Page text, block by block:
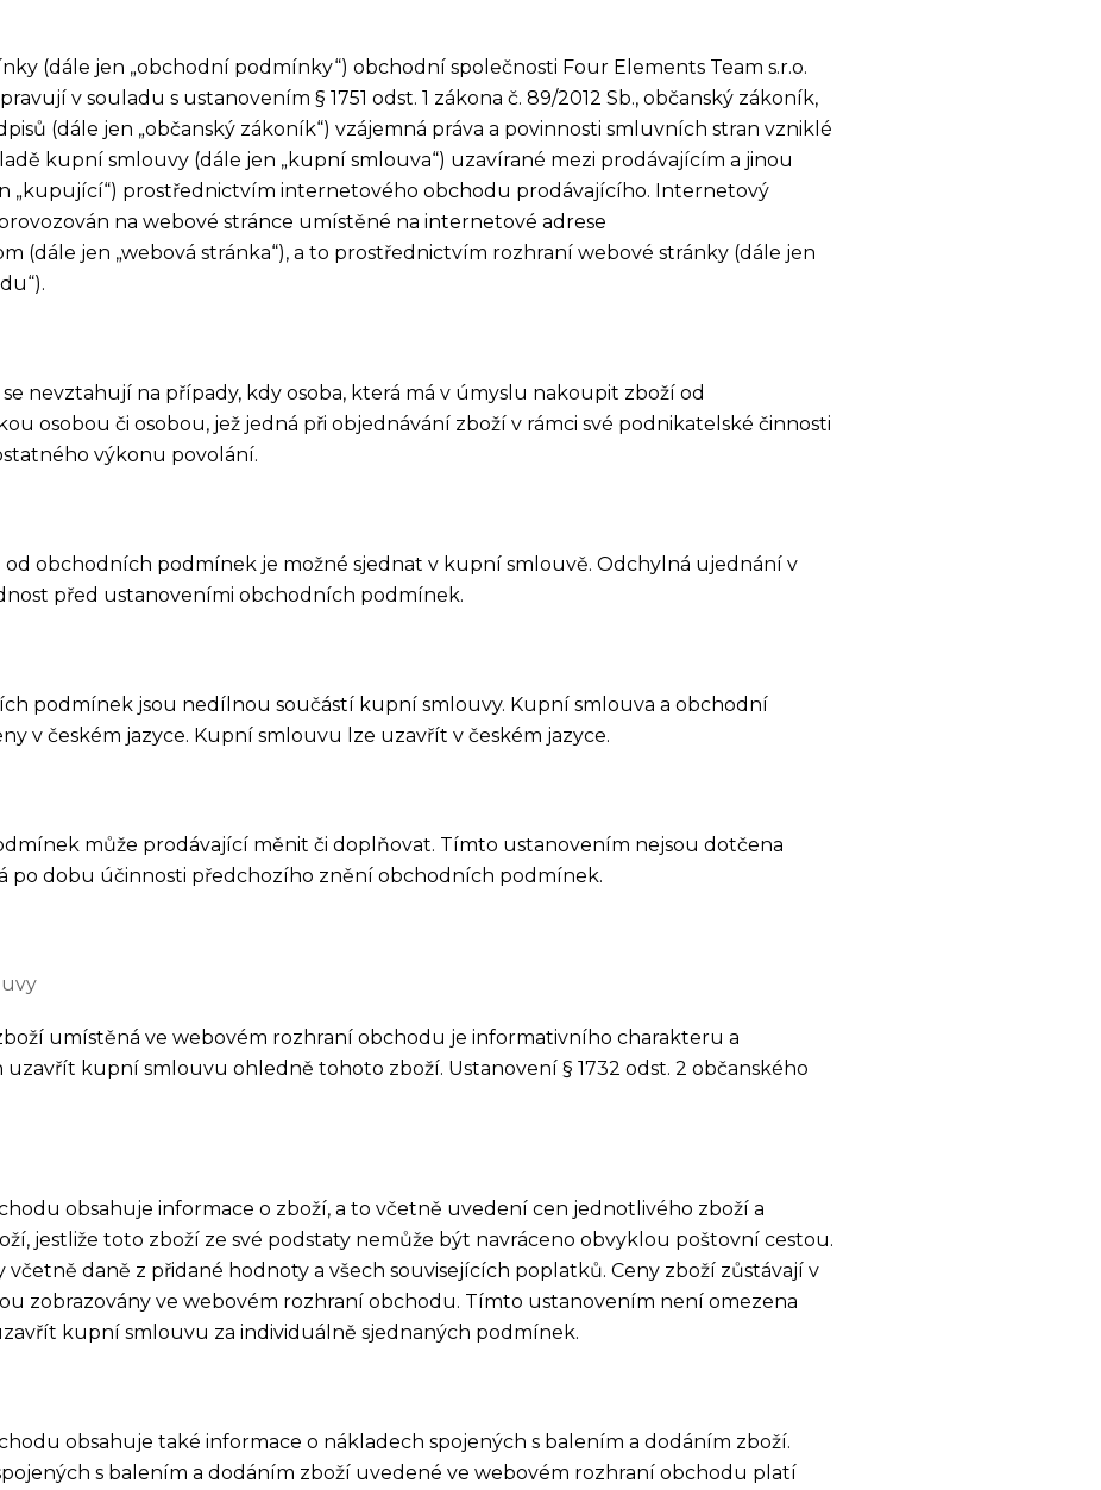
(dále jen „obchodní podmínky“) obchodní společnosti Four Elements Team s.r.o.
v souladu s ustanovením § 1751 odst. 1 zákona č. 89/2012 Sb., občanský zákoník,
(dále jen „občanský zákoník“) vzájemná práva a povinnosti smluvních stran vzniklé
kupní smlouvy (dále jen „kupní smlouva“) uzavírané mezi prodávajícím a jinou
„kupující“) prostřednictvím internetového obchodu prodávajícího. Internetový
na webové stránce umístěné na internetové adrese
(dále jen „webová stránka“), a to prostřednictvím rozhraní webové stránky (dále jen
nevztahují na případy, kdy osoba, která má v úmyslu nakoupit zboží od
osobou či osobou, jež jedná při objednávání zboží v rámci své podnikatelské činnosti
výkonu povolání.
od obchodních podmínek je možné sjednat v kupní smlouvě. Odchylná ujednání v
před ustanoveními obchodních podmínek.
podmínek jsou nedílnou součástí kupní smlouvy. Kupní smlouva a obchodní
v českém jazyce. Kupní smlouvu lze uzavřít v českém jazyce.
může prodávající měnit či doplňovat. Tímto ustanovením nejsou dotčena
po dobu účinnosti předchozího znění obchodních podmínek.
umístěná ve webovém rozhraní obchodu je informativního charakteru a
kupní smlouvu ohledně tohoto zboží. Ustanovení § 1732 odst. 2 občanského
obsahuje informace o zboží, a to včetně uvedení cen jednotlivého zboží a
jestliže toto zboží ze své podstaty nemůže být navráceno obvyklou poštovní cestou.
včetně daně z přidané hodnoty a všech souvisejících poplatků. Ceny zboží zůstávají v
zobrazovány ve webovém rozhraní obchodu. Tímto ustanovením není omezena
kupní smlouvu za individuálně sjednaných podmínek.
obsahuje také informace o nákladech spojených s balením a dodáním zboží.
s balením a dodáním zboží uvedené ve webovém rozhraní obchodu platí